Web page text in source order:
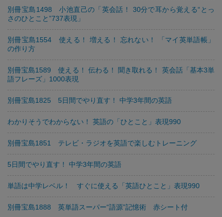
別冊宝島1498 小池直己の「英会話！ 30分で耳から覚える“とっ
さのひとこと”737表現」
別冊宝島1554 使える！ 増える！ 忘れない！ 「マイ英単語帳」
の作り方
別冊宝島1589 使える！ 伝わる！ 聞き取れる！ 英会話「基本3単
語フレーズ」1000表現
別冊宝島1825 5日間でやり直す！ 中学3年間の英語
わかりそうでわからない！ 英語の「ひとこと」表現990
別冊宝島1851 テレビ・ラジオを英語で楽しむトレーニング
5日間でやり直す！ 中学3年間の英語
単語は中学レベル！ すぐに使える「英語ひとこと」表現990
別冊宝島1888 英単語スーパー“語源”記憶術 赤シート付